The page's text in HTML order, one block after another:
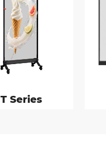
T Series